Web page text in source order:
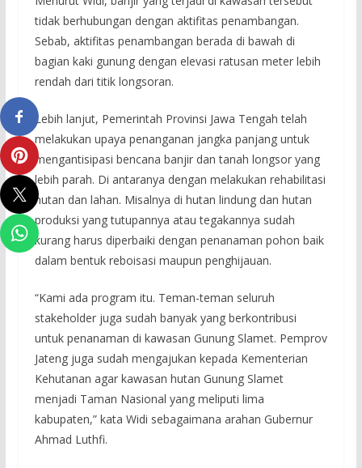
tidak berhubungan dengan aktifitas penambangan.
Sebab, aktifitas penambangan berada di bawah di
bagian kaki gunung dengan elevasi ratusan meter lebih
rendah dari titik longsoran.
Lebih lanjut, Pemerintah Provinsi Jawa Tengah telah
melakukan upaya penanganan jangka panjang untuk
mengantisipasi bencana banjir dan tanah longsor yang
lebih parah. Di antaranya dengan melakukan rehabilitasi
hutan dan lahan. Misalnya di hutan lindung dan hutan
produksi yang tutupannya atau tegakannya sudah
kurang harus diperbaiki dengan penanaman pohon baik
dalam bentuk reboisasi maupun penghijauan.
“Kami ada program itu. Teman-teman seluruh
stakeholder juga sudah banyak yang berkontribusi
untuk penanaman di kawasan Gunung Slamet. Pemprov
Jateng juga sudah mengajukan kepada Kementerian
Kehutanan agar kawasan hutan Gunung Slamet
menjadi Taman Nasional yang meliputi lima
kabupaten,” kata Widi sebagaimana arahan Gubernur
Ahmad Luthfi.